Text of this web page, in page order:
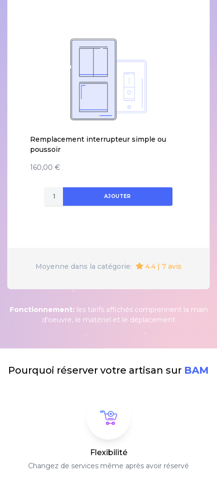
Remplacement interrupteur simple ou
poussoir
160,00 €
AJOUTER
Moyenne dans la catégorie: 4.4 | 7 avis
Fonctionnement: les tarifs affichés comprennent la main
d'oeuvre, le matériel et le déplacement
Pourquoi réserver votre artisan sur BAM
Flexibilité
Changez de services même après avoir réservé